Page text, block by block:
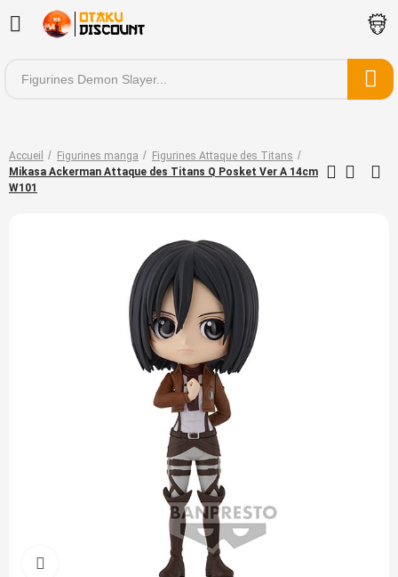
Accueil Figurines manga
Figurines Attaque des Titans
Mikasa Ackerman Attaque des Titans Q Posket Ver A 14cm
W101
Cliquez pour agrandir